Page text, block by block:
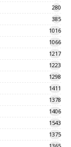
280
385
1016
1066
1217
1223
1298
1411
1378
1406
1543
1375